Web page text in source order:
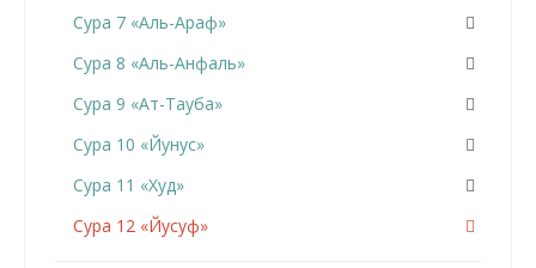
Сура 7 «Аль-Араф»
Сура 8 «Аль-Анфаль»
Сура 9 «Ат-Тауба»
Сура 10 «Йунус»
Сура 11 «Худ»
Сура 12 «Йусуф»